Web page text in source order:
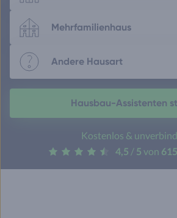
Mehrfamilienhaus
Andere Hausart
Hausbau-Assistenten
Kostenlos &
4,5 / 5 von